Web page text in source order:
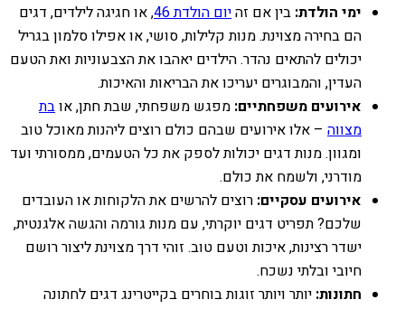
ימי הולדת: בין אם זהיום הולדת 46
, או חגיגה לילדים, דגים
הם בחירה מצוינת. מנות קלילות, סושי, או אפילו סלמון בגריל
יכולים להתאים נהדר. הילדים יאהבו את הצבעוניות ואת הטעם
העדין, והמבוגרים יעריכו את הבריאות והאיכות.
אירועים משפחתיים: מפגש משפחתי, שבת חתן, אובת
מצווה – אלו אירועים שבהם כולם רוצים ליהנות מאוכל טוב
ומגוון. מנות דגים יכולות לספק את כל הטעמים, ממסורתי ועד
מודרני, ולשמח את כולם.
אירועים עסקיים: רוצים להרשים את הלקוחות או העובדים
שלכם? תפריט דגים יוקרתי, עם מנות גורמה והגשה אלגנטית,
ישדר רצינות, איכות וטעם טוב. זוהי דרך מצוינת ליצור רושם
חיובי ובלתי נשכח.
חתונות: יותר ויותר זוגות בוחרים בקייטרינג דגים לחתונה